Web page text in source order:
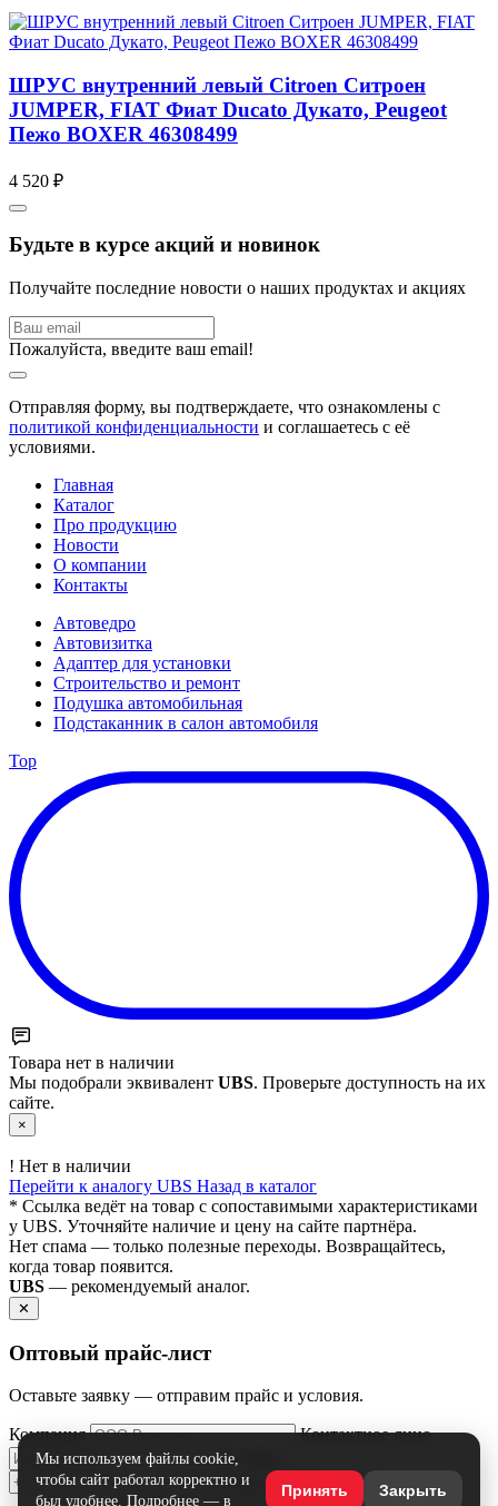
ШРУС внутренний левый Citroen Ситроен
JUMPER, FIAT Фиат Ducato Дукато, Peugeot
Пежо BOXER 46308499
4 520 ₽
Будьте в курсе акций и новинок
Получайте последние новости о наших продуктах и акциях
Пожалуйста, введите ваш email!
Отправляя форму, вы подтверждаете, что ознакомлены с
политикой конфиденциальности и соглашаетесь с её
условиями.
Главная
Каталог
Про продукцию
Новости
О компании
Контакты
Автоведро
Автовизитка
Адаптер для установки
Строительство и ремонт
Подушка автомобильная
Подстаканник в салон автомобиля
Top
Товара нет в наличии
Мы подобрали эквивалент UBS. Проверьте доступность на их
сайте.
×
! Нет в наличии
Перейти к аналогу UBS Назад в каталог
* Ссылка ведёт на товар с сопоставимыми характеристиками
у UBS. Уточняйте наличие и цену на сайте партнёра.
Нет спама — только полезные переходы. Возвращайтесь,
когда товар появится.
UBS — рекомендуемый аналог.
Мы используем файлы cookie,
чтобы сайт работал корректно и
был удобнее. Подробнее — в
Принять Закрыть
✕
Оптовый прайс‑лист
Оставьте заявку — отправим прайс и условия.
Компания
Контактное лицо
Телефон
Email